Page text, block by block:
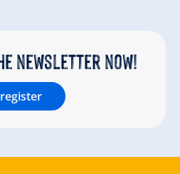
newsletter now!
register